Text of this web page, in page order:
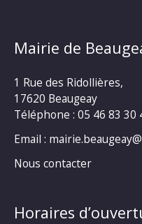
Mairie de
1 Rue des Ridollières,
17620 Beaugeay
Téléphone : 05 46 83 30
Email :
Nous contacter
Horaires